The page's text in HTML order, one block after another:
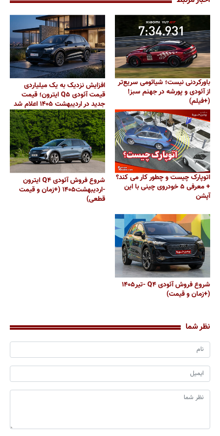
باورکردنی نیست؛ شیائومی سریع‌تر
از آئودی و پورشه در جهنم سبز!
(+فیلم)
افزایش نزدیک به یک میلیاردی
قیمت آئودی Q۵ ایترون؛ قیمت
جدید در اردیبهشت ۱۴۰۵ اعلام شد
اتوپارک چیست و چطور کار می کند؟
+ معرفی ۵ خودروی چینی با این
آپشن
شروع فروش آئودی Q۴ ایترون
-اردیبهشت۱۴۰۵ (+زمان و قیمت
قطعی)
شروع فروش آئودی Q۴ -تیر۱۴۰۵
(+زمان و قیمت)
نظر شما